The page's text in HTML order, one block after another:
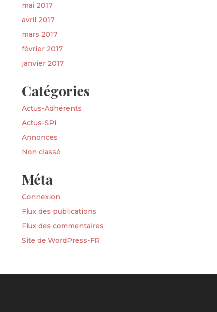
mai 2017
avril 2017
mars 2017
février 2017
janvier 2017
Catégories
Actus-Adhérents
Actus-SPI
Annonces
Non classé
Méta
Connexion
Flux des publications
Flux des commentaires
Site de WordPress-FR